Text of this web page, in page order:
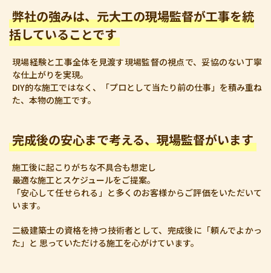
弊社の強みは、元大工の現場監督が工事を統
括していることです
現場経験と工事全体を見渡す現場監督の視点で、妥協のない丁寧
な仕上がりを実現。
DIY的な施工ではなく、「プロとして当たり前の仕事」を積み重ね
た、本物の施工です。
完成後の安心まで考える、現場監督がいます
施工後に起こりがちな不具合も想定し
最適な施工とスケジュールをご提案。
「安心して任せられる」と多くのお客様からご評価をいただいて
います。
二級建築士の資格を持つ技術者として、完成後に「頼んでよかっ
た」と 思っていただける施工を心がけています。